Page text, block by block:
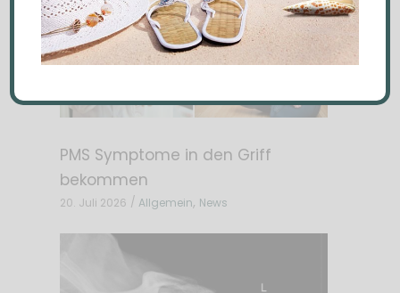
PMS Symptome in den Griff
bekommen
20. Juli 2026 Allgemein, News